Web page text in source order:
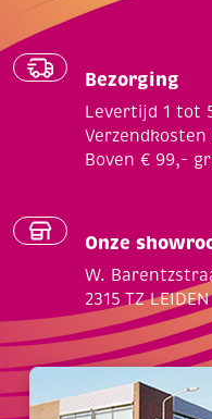
Bezorging
Levertijd 1 tot
Verzendkosten
Boven € 99,-
Onze
W.
2315 TZ LEIDEN